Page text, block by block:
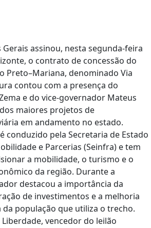
assinou, nesta segunda-feira
o contrato de concessão do
Preto–Mariana, denominado Via
contou com a presença do
e do vice-governador Mateus
maiores projetos de
em andamento no estado.
conduzido pela Secretaria de Estado
e Parcerias (Seinfra) e tem
a mobilidade, o turismo e o
da região. Durante a
destacou a importância da
de investimentos e a melhoria
da população que utiliza o trecho.
vencedor do leilão